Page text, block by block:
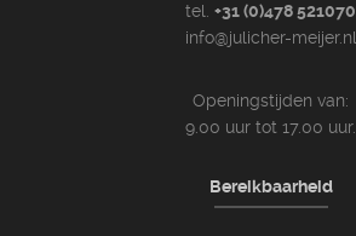
tel.+31 (0)478 521070
info@julicher-meijer.nl
Openingstijden van:
9.00 uur tot 17.00 uur.
Bereikbaarheid